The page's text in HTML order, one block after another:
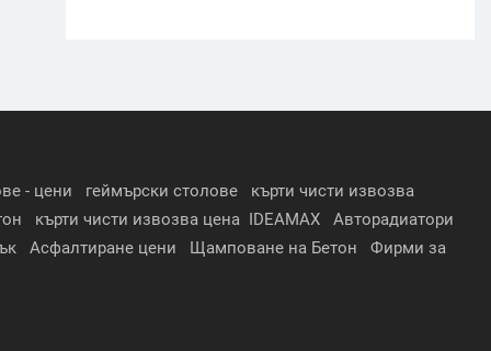
- цени геймърски столове
кърти чисти извозва
кърти чисти извозва цена IDEAMAX
Авторадиатори
Асфалтиране цени Щамповане на Бетон Фирми за